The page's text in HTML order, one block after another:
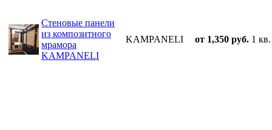
Стеновые панели
из композитного
мрамора
KAMPANELI
KAMPANELI от 1,350 руб. 1